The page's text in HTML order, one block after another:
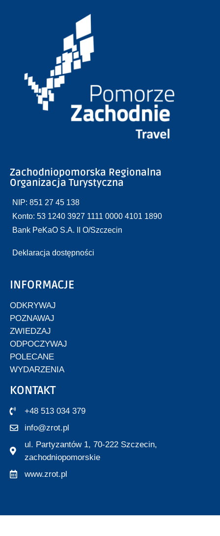
Zachodniopomorska Regionalna
Organizacja Turystyczna
NIP: 851 27 45 138
Konto: 53 1240 3927 1111 0000 4101 1890
Bank PeKaO S.A. II O/Szczecin
Deklaracja dostępności
INFORMACJE
ODKRYWAJ
POZNAWAJ
ZWIEDZAJ
ODPOCZYWAJ
POLECANE
WYDARZENIA
KONTAKT
+48 513 034 379
info@zrot.pl
ul. Partyzantów 1, 70-222 Szczecin,
zachodniopomorskie
www.zrot.pl